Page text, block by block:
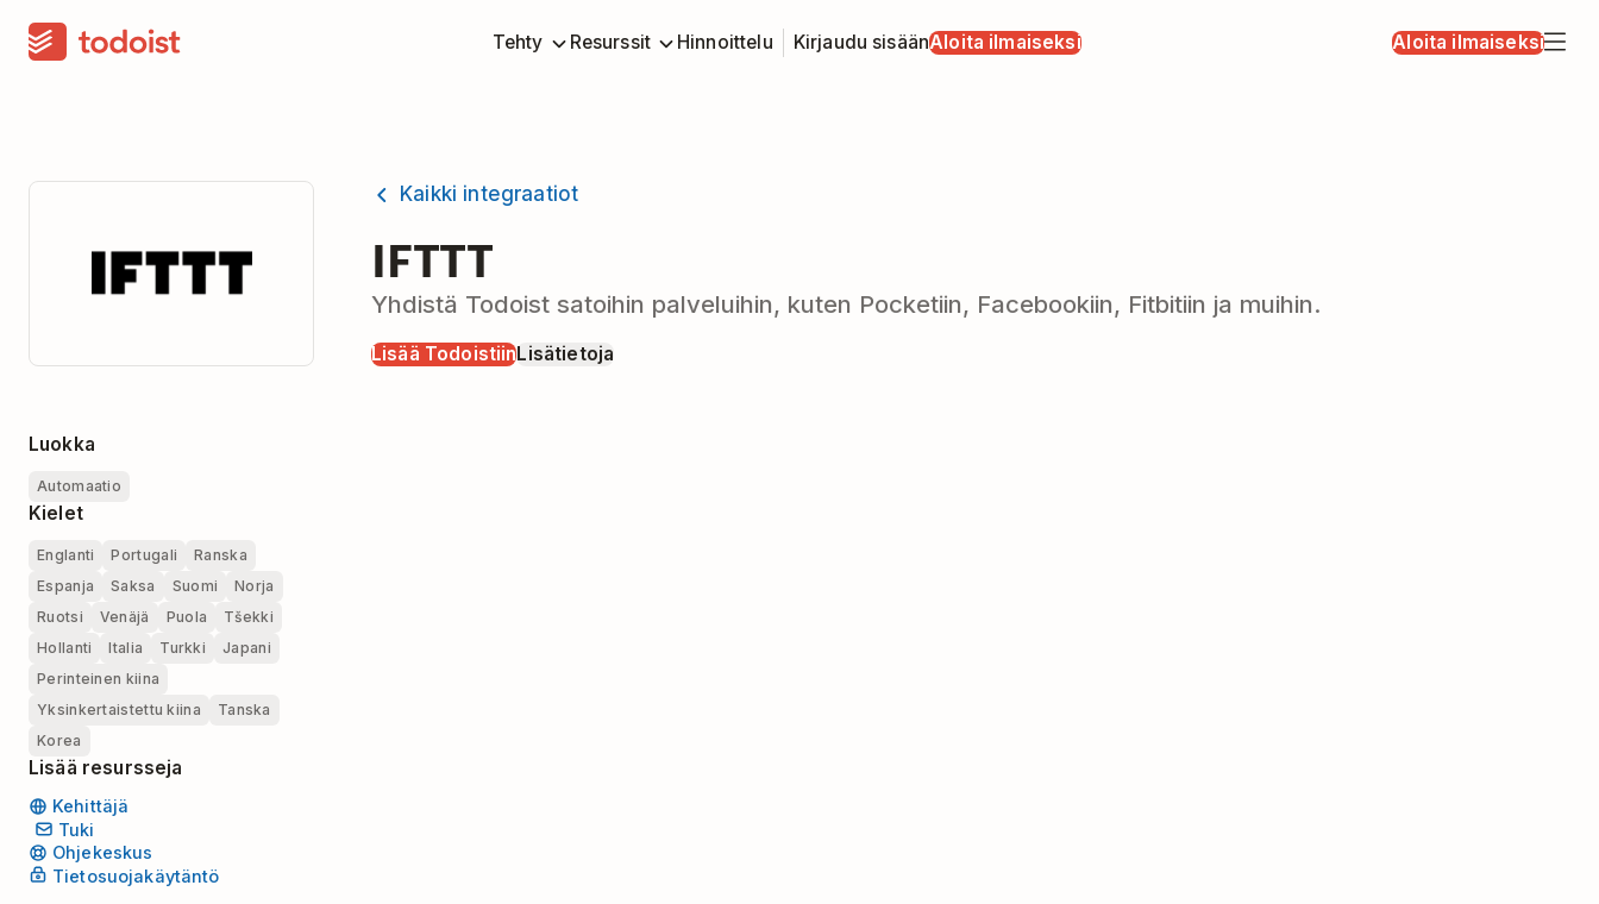
Tehty Resurssit Hinnoittelu Kirjaudu sisäänAloita ilmaiseksi Aloita ilmaiseksi
Kaikki integraatiot
IFTTT
Yhdistä Todoist satoihin palveluihin, kuten Pocketiin, Facebookiin, Fitbitiin ja muihin.
Lisää TodoistiinLisätietoja
Luokka
Automaatio
Kielet
Englanti Portugali
Ranska
Espanja
Saksa Suomi
Norja
Ruotsi
Venäjä Puola
Tšekki
Hollanti
Italia Turkki
Japani
Perinteinen kiina
Yksinkertaistettu kiina
Tanska
Korea
Lisää resursseja
Kehittäjä
Tuki
Ohjekeskus
Tietosuojakäytäntö